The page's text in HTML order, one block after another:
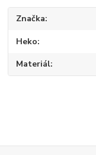
Značka
Heko
Materiál